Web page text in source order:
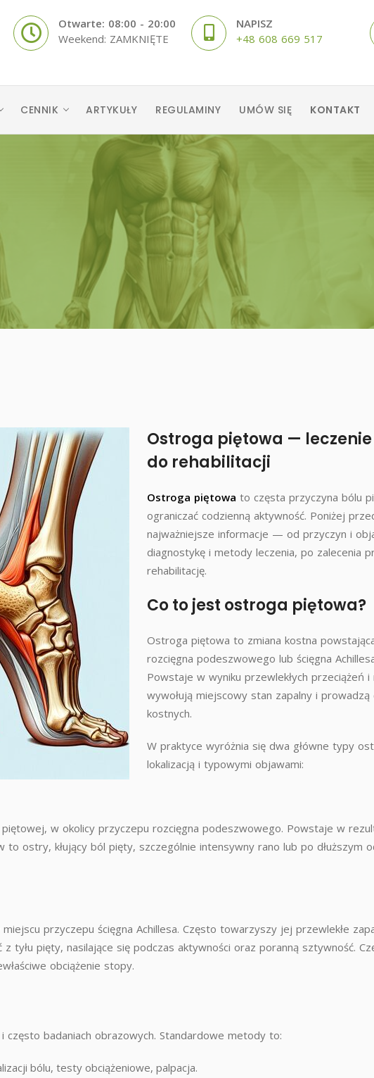
Otwarte: 08:00 - 20:00
Weekend: ZAMKNIĘTE
NAPISZ
+48 608 669 517
CENNIK ARTYKUŁY REGULAMINY UMÓW SIĘ KONTAKT
Ostroga piętowa —
do rehabilitacji
Ostroga piętowa to częsta przyczyna bólu
ograniczać codzienną aktywność. Poniżej
najważniejsze informacje — od przyczyn i
diagnostykę i metody leczenia, po zalecenia
rehabilitację.
Co to jest ostroga piętowa?
Ostroga piętowa to zmiana kostna
rozcięgna podeszwowego lub ścięgna
Powstaje w wyniku przewlekłych przeciążeń
wywołują miejscowy stan zapalny i
kostnych.
W praktyce wyróżnia się dwa główne typy
lokalizacją i typowymi objawami:
w okolicy przyczepu rozcięgna podeszwowego. Powstaje w
to ostry, kłujący ból pięty, szczególnie intensywny rano lub po dłuższym
przyczepu ścięgna Achillesa. Często towarzyszy jej przewlekłe
tyłu pięty, nasilające się podczas aktywności oraz poranną sztywność.
obciążenie stopy.
często badaniach obrazowych. Standardowe metody to:
bólu, testy obciążeniowe, palpacja.